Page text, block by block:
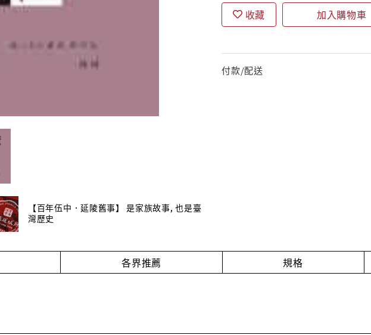
【百年伍中．延陵舊事】 是家族故事, 也是臺
灣歷史
收藏 加入購物車
付款/配送
各界推薦 規格